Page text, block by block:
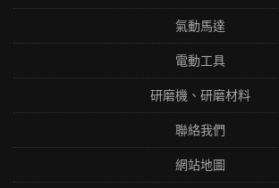
氣動馬達
電動工具
研磨機、研磨材料
聯絡我們
網站地圖